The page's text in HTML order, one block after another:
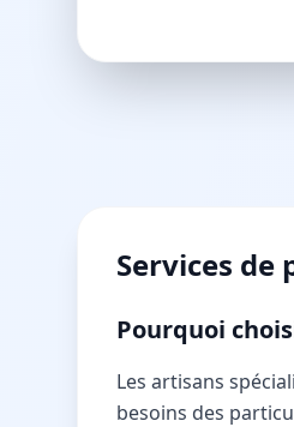
Services de
Pourquoi
Les artisans
besoins des